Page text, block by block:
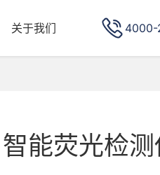
关于我们 4000-
智能荧光检测